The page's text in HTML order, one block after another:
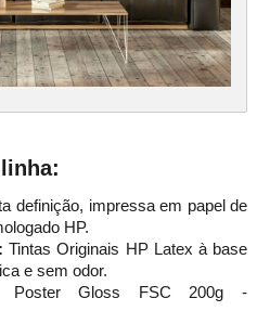
definição, impressa em papel de
HP.
Tintas Originais HP Latex à base
e sem odor.
Poster Gloss FSC 200g -